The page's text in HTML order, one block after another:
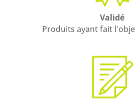
Validé
Produits ayant fait